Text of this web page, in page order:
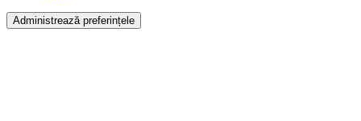
Administrează preferințele